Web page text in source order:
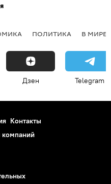
ПОЛИТИКА В МИРЕ
Дзен Telegram
Контакты
компаний